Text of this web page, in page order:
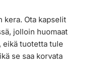
kera. Ota kapselit
jolloin huomaat
eikä tuotetta tule
se saa korvata